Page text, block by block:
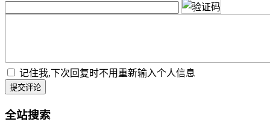
记住我,下次回复时不用重新输入个人信息
提交评论
全站搜索